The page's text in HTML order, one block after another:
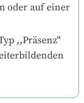
oder auf einer
,,Präsenz"